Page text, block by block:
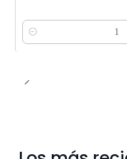
Cantidad